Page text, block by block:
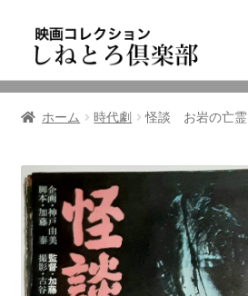
ゲ
シ
ン
へ
ス
キ
ッ
プ
テ
ツ
ス
キ
ッ
プ
ニュース
東三河の映画館
しねとろ倶楽部について
リンクの旅
ホーム 時代劇 怪談 お岩の亡霊